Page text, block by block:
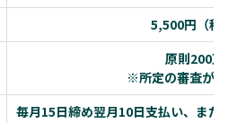
5,500円（税
原則200万
※所定の審査が
毎月15日締め翌月10日支払い、また